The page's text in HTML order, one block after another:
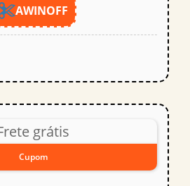
AWINOFF
grátis
Cupom